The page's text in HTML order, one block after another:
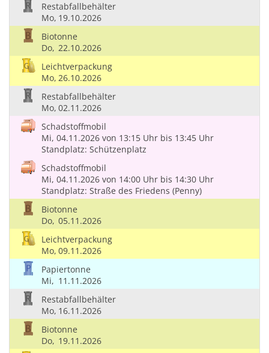
Restabfallbehälter
Mo, 19.10.2026
Biotonne
Do, 22.10.2026
Leichtverpackung
Mo, 26.10.2026
Restabfallbehälter
Mo, 02.11.2026
Schadstoffmobil
Mi, 04.11.2026 von 13:15 Uhr bis 13:45 Uhr
Standplatz: Schützenplatz
Schadstoffmobil
Mi, 04.11.2026 von 14:00 Uhr bis 14:30 Uhr
Standplatz: Straße des Friedens (Penny)
Biotonne
Do, 05.11.2026
Leichtverpackung
Mo, 09.11.2026
Papiertonne
Mi, 11.11.2026
Restabfallbehälter
Mo, 16.11.2026
Biotonne
Do, 19.11.2026